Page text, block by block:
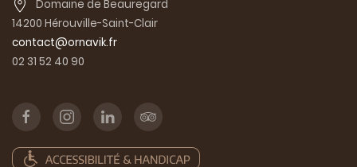
Domaine de Beauregard
14200 Hérouville-Saint-Clair
contact@ornavik.fr
02 31 52 40 90